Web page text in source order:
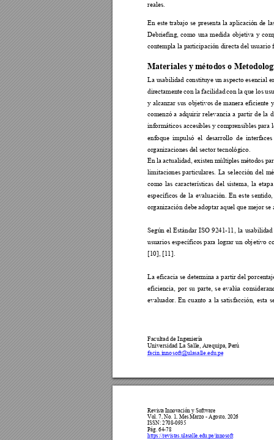
Facultad de Ingeniería
Universidad La Salle, Arequipa, Perú
facin.innosoft@ulasalle.edu.pe
reales.
En este trabajo se presenta la aplicación de
Debriefing, como una medida objetiva y
contempla la participación directa del usuario
Materiales y métodos o Meto
La usabilidad constituye un aspecto esencial
directamente con la facilidad con la que los
y alcanzar sus objetivos de manera eficiente
comenzó a adquirir relevancia a partir de la
informáticos accesibles y comprensibles para
enfoque impulsó el desarrollo de interfaces
organizaciones del sector tecnológico.
En la actualidad, existen múltiples métodos
limitaciones particulares. La selección del
como las características del sistema, la etapa
específicos de la evaluación. En este sentido,
organización debe adoptar aquel que mejor se
Según el Estándar ISO 9241-11, la usabilidad
usuarios específicos para lograr un objetivo
[10], [11].
La eficacia se determina a partir del
eficiencia, por su parte, se evalúa
evaluador. En cuanto a la satisfacción, esta
Revista Innovación y Software
Vol. 7, No. 1, Mes Marzo - Agosto, 2026
ISSN: 2708-0935
Pág. 64-78
https://revistas.ulasalle.edu.pe/innosoft